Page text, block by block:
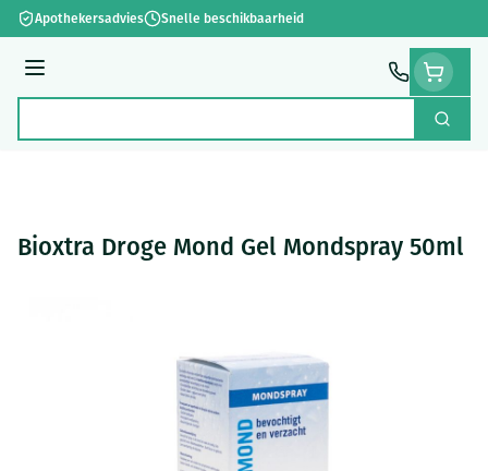
Ga naar de inhoud
Apothekersadvies Snelle beschikbaarheid
Menu
Zoek
Bioxtra Droge Mond Gel Mondspray 50ml